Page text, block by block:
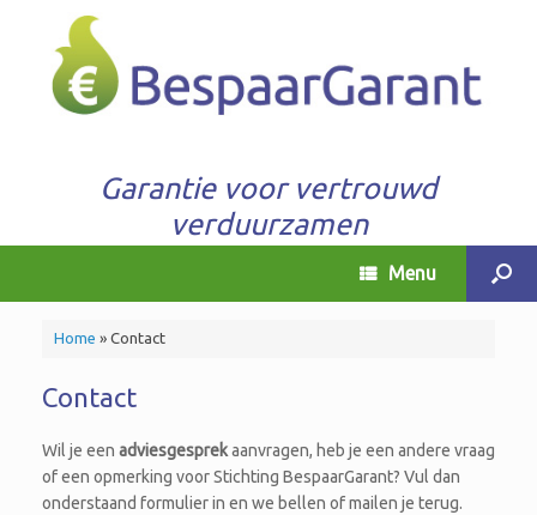
Garantie voor vertrouwd
verduurzamen
Menu
Home » Contact
Contact
Wil je een adviesgesprekaanvragen, heb je een andere vraag
of een opmerking voor Stichting BespaarGarant? Vul dan
onderstaand formulier in en we bellen of mailen je terug.